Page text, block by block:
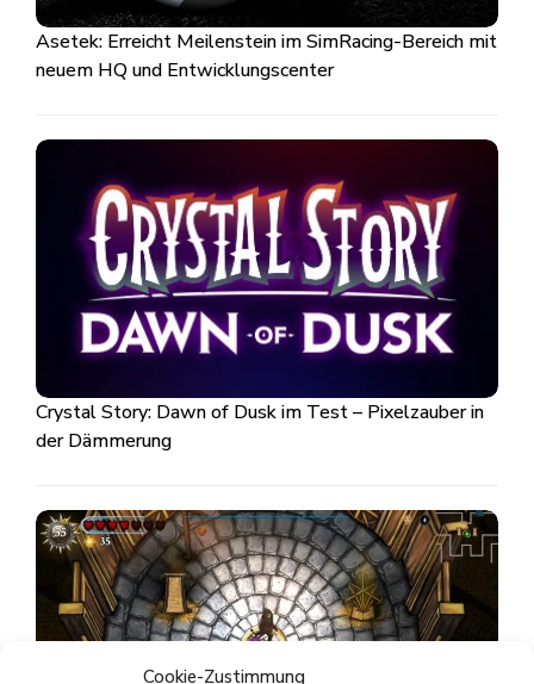
Cookie-Zustimmung
Asetek: Erreicht Meilenstein im SimRacing-Bereich mit
neuem HQ und Entwicklungscenter
Crystal Story: Dawn of Dusk im Test – Pixelzauber in
der Dämmerung